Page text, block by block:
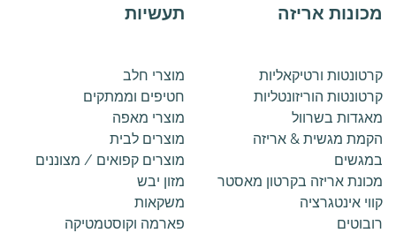
מכונות אריזה
קרטונטות ורטיקאליות
קרטונטות הוריזונטליות
מאגדות בשרוול
הקמת מגשית & אריזה
במגשים
מכונת אריזה בקרטון מאסטר
קווי אינטגרציה
רובוטים
תעשיות
מוצרי חלב
חטיפים וממתקים
מוצרי מאפה
מוצרים לבית
מוצרים קפואים / מצוננים
מזון יבש
משקאות
פארמה וקוסטמטיקה